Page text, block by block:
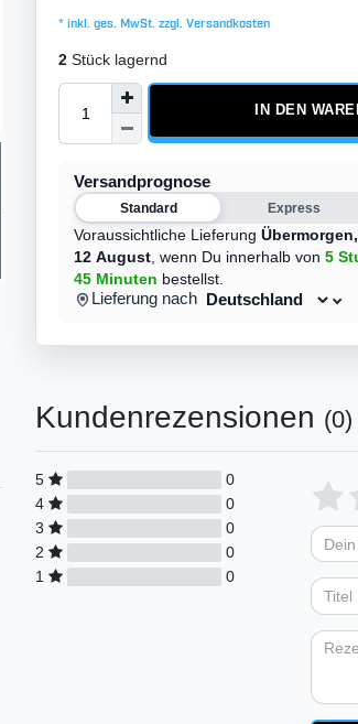
* inkl. ges. MwSt. zzgl. Versandkosten
2 Stück lagernd
IN DEN
Versandprognose
Standard
Express
Voraussichtliche Lieferung Übermorgen,
12 August wenn Du innerhalb von 5
45 Minuten bestellst.
Lieferung nach
Kundenrezensionen (0)
5
0
4
0
3
0
2
0
1
0